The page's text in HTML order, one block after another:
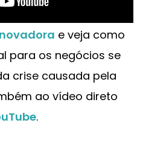
e veja como
para os negócios se
crise causada pela
ao vídeo direto
.